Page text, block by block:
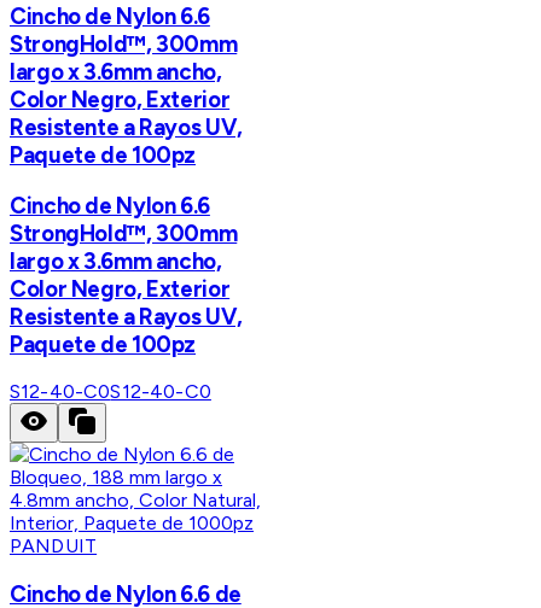
Cincho de Nylon 6.6
StrongHold™, 300mm
largo x 3.6mm ancho,
Color Negro, Exterior
Resistente a Rayos UV,
Paquete de 100pz
Cincho de Nylon 6.6
StrongHold™, 300mm
largo x 3.6mm ancho,
Color Negro, Exterior
Resistente a Rayos UV,
Paquete de 100pz
S12-40-C0S12-40-C0
PANDUIT
Cincho de Nylon 6.6 de